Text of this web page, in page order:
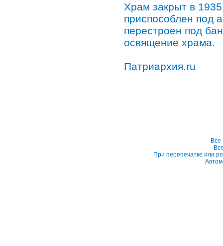
Храм закрыт в
приспособлен под
перестроен под
освящение храма.
Патриархия.ru
При перепечатке или